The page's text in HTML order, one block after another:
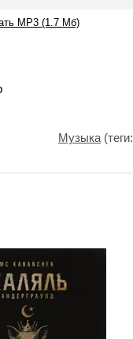
MP3 (1.7 Мб)
Музыка(теги: